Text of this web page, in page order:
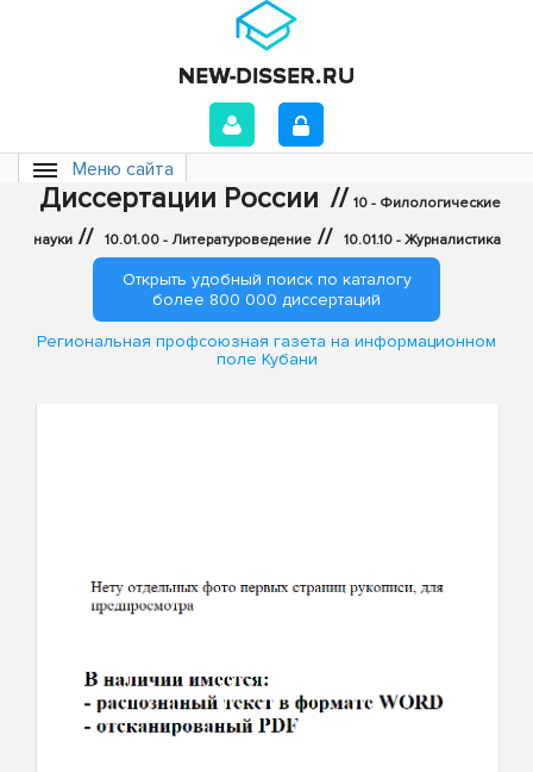
Меню сайта
Диссертации России // 10 - Филологические
науки // 10.01.00 - Литературоведение // 10.01.10 - Журналистика
Открыть удобный поиск по каталогу
более 800 000 диссертаций
Региональная профсоюзная газета на информационном
поле Кубани